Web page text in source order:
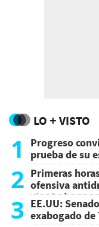
LO + VISTO
1
Progreso
prueba de su
2 Primeras
ofensiva
atentado
3 EE.UU:
exabogado de